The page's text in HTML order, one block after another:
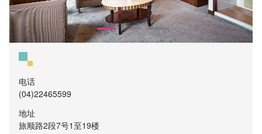
电话
(04)22465599
地址
旅顺路2段7号1至19楼